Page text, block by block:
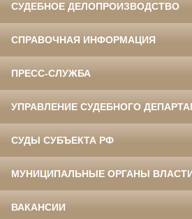
СУДЕБНОЕ ДЕЛОПРОИЗВОДСТВО
СПРАВОЧНАЯ ИНФОРМАЦИЯ
ПРЕСС-СЛУЖБА
УПРАВЛЕНИЕ СУДЕБНОГО
СУДЫ СУБЪЕКТА РФ
МУНИЦИПАЛЬНЫЕ ОРГАНЫ
ВАКАНСИИ